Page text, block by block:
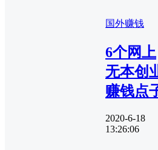
国外赚钱
6个网上
无本创
赚钱点
2020-6-18
13:26:06